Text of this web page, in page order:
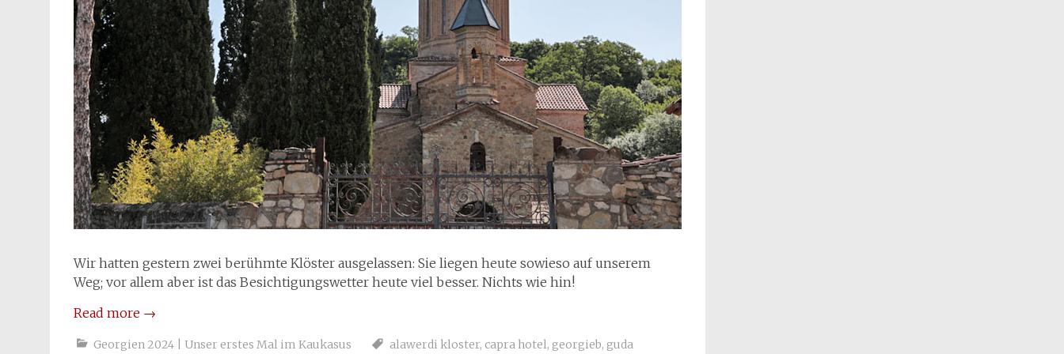
Wir hatten gestern zwei berühmte Klöster ausgelassen: Sie liegen heute sowieso auf unserem
Weg; vor allem aber ist das Besichtigungswetter heute viel besser. Nichts wie hin!
Read more →
Georgien 2024 | Unser erstes Mal im Kaukasus alawerdi kloster, capra hotel, georgieb, guda